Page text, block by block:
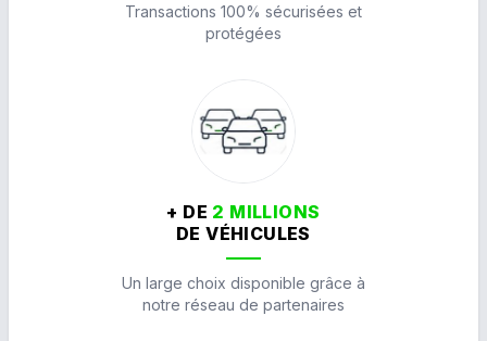
Transactions 100% sécurisées et
protégées
+ DE 2 MILLIONS
DE VÉHICULES
Un large choix disponible grâce à
notre réseau de partenaires